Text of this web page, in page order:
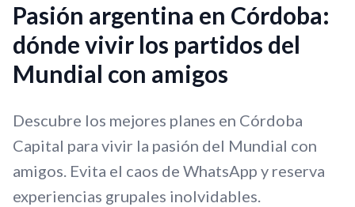
Pasión argentina en Córdoba:
dónde vivir los partidos del
Mundial con amigos
Descubre los mejores planes en Córdoba
Capital para vivir la pasión del Mundial con
amigos. Evita el caos de WhatsApp y reserva
experiencias grupales inolvidables.